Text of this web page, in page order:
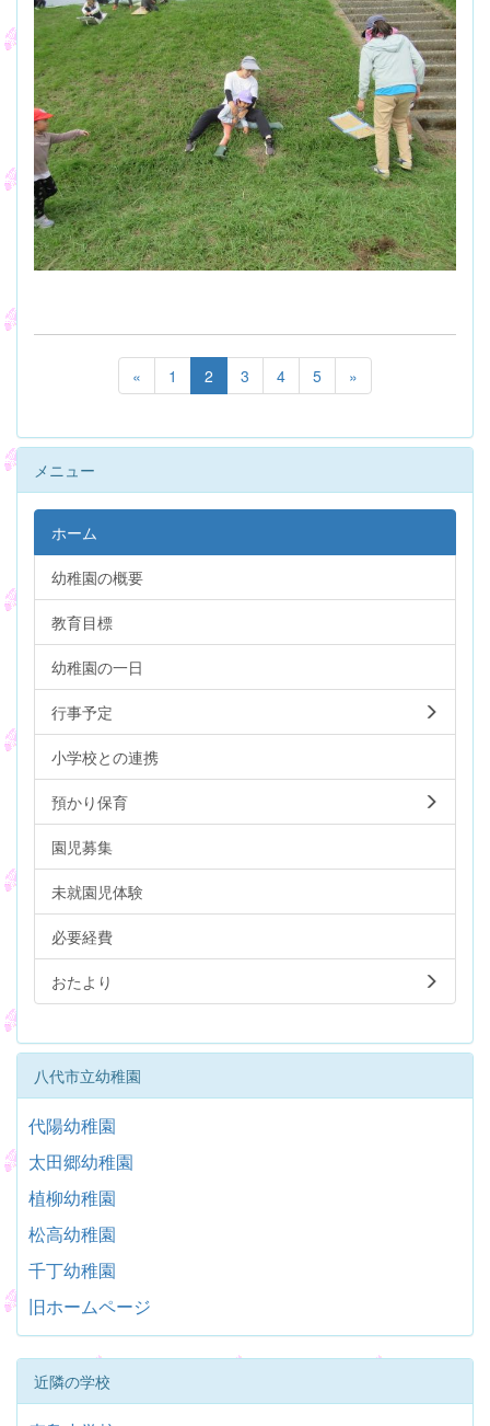
« 1 2 3 4 5 »
メニュー
ホーム
幼稚園の概要
教育目標
幼稚園の一日
行事予定
小学校との連携
預かり保育
園児募集
未就園児体験
必要経費
おたより
八代市立幼稚園
代陽幼稚園
太田郷幼稚園
植柳幼稚園
松高幼稚園
千丁幼稚園
旧ホームページ
近隣の学校